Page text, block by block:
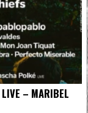
– MARIBEL